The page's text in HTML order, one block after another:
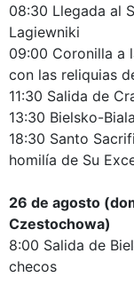
08:30 Llegada al
Lagiewniki
09:00 Coronilla a
con las reliquias
11:30 Salida de
13:30 Bielsko-
18:30 Santo
homilía de Su
26 de agosto
Czestochowa)
8:00 Salida de
checos